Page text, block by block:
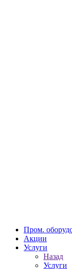
Пром.
Акции
Услуги
Назад
Услуги